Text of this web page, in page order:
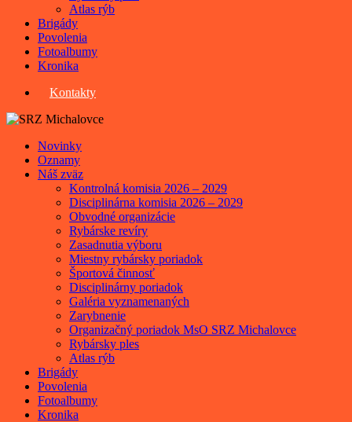
Atlas rýb
Brigády
Povolenia
Fotoalbumy
Kronika
Kontakty
Novinky
Oznamy
Náš zväz
Kontrolná komisia 2026 – 2029
Disciplinárna komisia 2026 – 2029
Obvodné organizácie
Rybárske revíry
Zasadnutia výboru
Miestny rybársky poriadok
Športová činnosť
Disciplinárny poriadok
Galéria vyznamenaných
Zarybnenie
Organizačný poriadok MsO SRZ Michalovce
Rybársky ples
Atlas rýb
Brigády
Povolenia
Fotoalbumy
Kronika